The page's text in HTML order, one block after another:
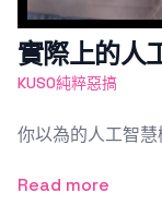
實際上的人
KUSO純粹惡搞
你以為的人工智
Read more